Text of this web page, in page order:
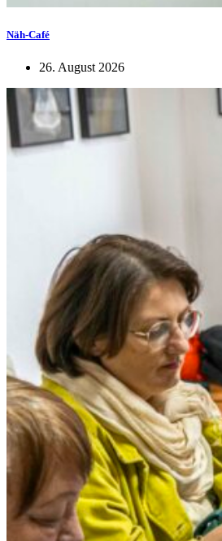
Näh-Café
26. August 2026